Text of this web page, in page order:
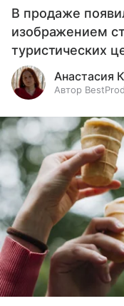
В продаже
изображением
туристических
Анастасия
Автор